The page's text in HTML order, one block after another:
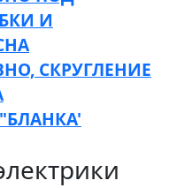
И
СКРУГЛЕНИЕ